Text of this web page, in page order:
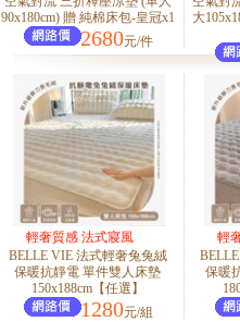
90x180cm) 贈 純棉床包-皇冠x1
2680元/件
大
輕奢質感 法式寢風
BELLE VIE 法式輕奢兔兔絨
保暖抗靜電 單件雙人床墊
150x188cm【任選】
1280元/組
輕
保暖